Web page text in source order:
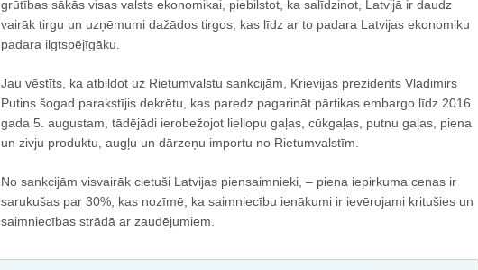
grūtības sākās visas valsts ekonomikai, piebilstot, ka salīdzinot, Latvijā ir daudz
vairāk tirgu un uzņēmumi dažādos tirgos, kas līdz ar to padara Latvijas ekonomiku
padara ilgtspējīgāku.
Jau vēstīts, ka atbildot uz Rietumvalstu sankcijām, Krievijas prezidents Vladimirs
Putins šogad parakstījis dekrētu, kas paredz pagarināt pārtikas embargo līdz 2016.
gada 5. augustam, tādējādi ierobežojot liellopu gaļas, cūkgaļas, putnu gaļas, piena
un zivju produktu, augļu un dārzeņu importu no Rietumvalstīm.
No sankcijām visvairāk cietuši Latvijas piensaimnieki, – piena iepirkuma cenas ir
sarukušas par 30%, kas nozīmē, ka saimniecību ienākumi ir ievērojami kritušies un
saimniecības strādā ar zaudējumiem.